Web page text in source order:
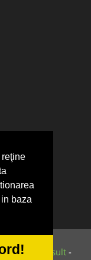
baza
Tokaido Consult -